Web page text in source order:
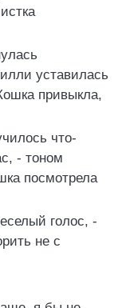
уставилась
привыкла,
что-
- тоном
посмотрела
голос, -
не с